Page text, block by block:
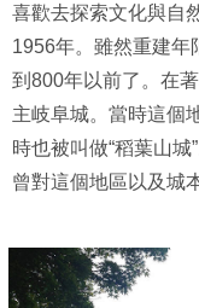
喜歡去探索文化與自
1956年。雖然重建年
到800年以前了。在
主岐阜城。當時這個
時也被叫做“稻葉山
曾對這個地區以及城